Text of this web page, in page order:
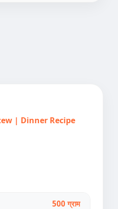
| Dinner Recipe
500 ग्राम